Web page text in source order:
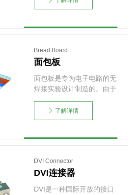
Bread Board
面包板
面包板是专为电子电路的无
焊接实验设计制造的。由于
需…… 了解详情
DVI Connector
DVI连接器
DVI是一种国际开放的接口